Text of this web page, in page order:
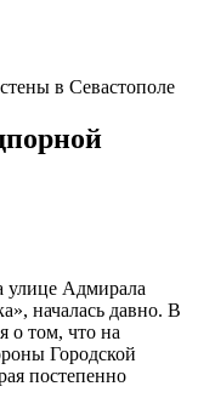
в Севастополе
улице Адмирала
началась давно. В
о том, что на
Городской
постепенно